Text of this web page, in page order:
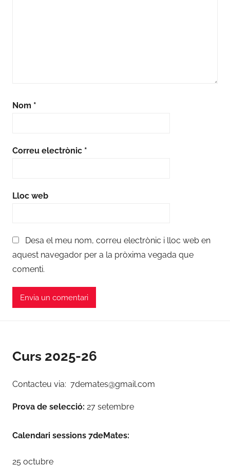
Nom *
Correu electrònic *
Lloc web
Desa el meu nom, correu electrònic i lloc web en
aquest navegador per a la pròxima vegada que
comenti.
Curs 2025-26
Contacteu via: 7demates@gmail.com
Prova de selecció: 27 setembre
Calendari sessions 7deMates:
25 octubre